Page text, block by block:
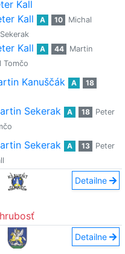
Kall
Kall A 10
Michal
Kall A 44
Martin
Tomčo
Kanuščák A
18
Sekerak A 18
Peter
Sekerak A 13
Peter
Detailne
hrubosť
Detailne